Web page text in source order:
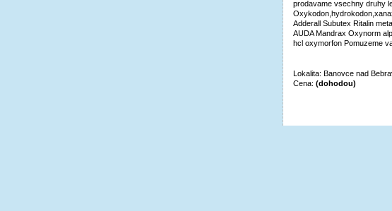
prodavame vsechny druhy
Adderall Subutex Ritalin
AUDA Mandrax Oxynorm
hcl oxymorfon Pomuzeme
Lokalita: Banovce nad
Cena: (dohodou)